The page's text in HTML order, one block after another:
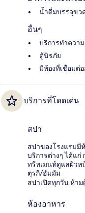
น้ำดื่มบรรจุขว
อื่นๆ
บริการทำควา
ตู้นิรภัย
มีห้องที่เชื่อมต่
บริการที่โดดเด่น
สปา
สปาของโรงแรมมี
บริการต่างๆ ได้แ
ทรีทเมนท์ดูแลผิว
ตุรกี/ฮัมมัม
สปาเปิดทุกวัน ห้าม
ห้องอาหาร